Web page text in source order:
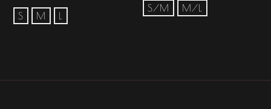
S M L
S/M M/L